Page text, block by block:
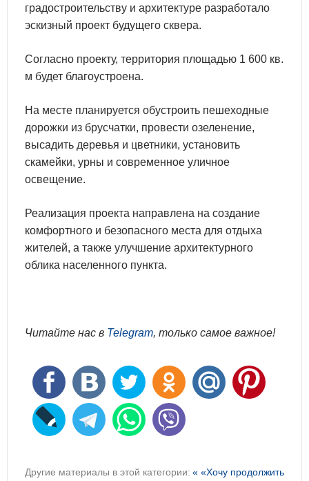
градостроительству и архитектуре разработало
эскизный проект будущего сквера.
Согласно проекту, территория площадью 1 600 кв.
м будет благоустроена.
На месте планируется обустроить пешеходные
дорожки из брусчатки, провести озеленение,
высадить деревья и цветники, установить
скамейки, урны и современное уличное
освещение.
Реализация проекта направлена на создание
комфортного и безопасного места для отдыха
жителей, а также улучшение архитектурного
облика населенного пункта.
Читайте нас в Telegram, только самое важное!
Другие материалы в этой категории: « «Хочу продолжить